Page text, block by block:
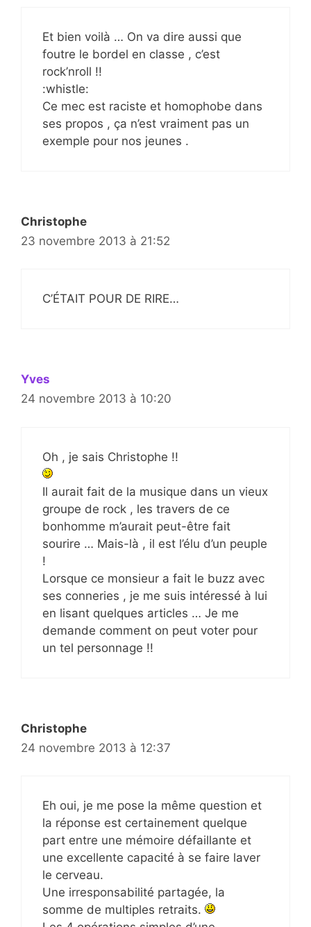
Et bien voilà … On va dire aussi que
foutre le bordel en classe , c’est
rock’nroll !!
:whistle:
Ce mec est raciste et homophobe dans
ses propos , ça n’est vraiment pas un
exemple pour nos jeunes .
Christophe
23 novembre 2013 à 21:52
C’ÉTAIT POUR DE RIRE…
Yves
24 novembre 2013 à 10:20
Oh , je sais Christophe !!
Il aurait fait de la musique dans un vieux
groupe de rock , les travers de ce
bonhomme m’aurait peut-être fait
sourire … Mais-là , il est l’élu d’un peuple
!
Lorsque ce monsieur a fait le buzz avec
ses conneries , je me suis intéressé à lui
en lisant quelques articles … Je me
demande comment on peut voter pour
un tel personnage !!
Christophe
24 novembre 2013 à 12:37
Eh oui, je me pose la même question et
la réponse est certainement quelque
part entre une mémoire défaillante et
une excellente capacité à se faire laver
le cerveau.
Une irresponsabilité partagée, la
somme de multiples retraits.